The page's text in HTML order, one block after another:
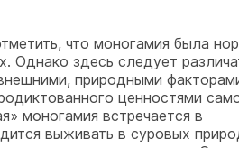
что моногамия была
Однако здесь следует
природными
ценностями
моногамия встречается в
выживать в суровых